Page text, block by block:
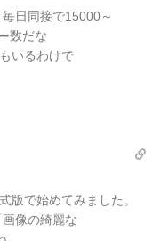
日同接で15000～
数だな
いるわけで
版で始めてみました。
像の綺麗な